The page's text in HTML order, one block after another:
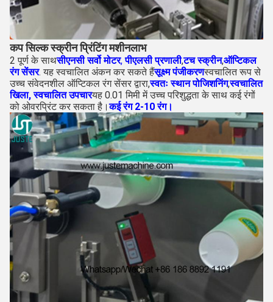
कप सिल्क स्क्रीन प्रिंटिंग मशीनलाभ
2 पूर्ण के साथसीएनसी सर्वो मोटर, पीएलसी प्रणाली,टच स्क्रीन,ऑप्टिकल
रंग सेंसर. यह स्वचालित अंकन कर सकते हैंसूक्ष्म पंजीकरणस्वचालित रूप से
उच्च संवेदनशील ऑप्टिकल रंग सेंसर द्वारा,स्वतः स्थान पोजिशनिंग,स्वचालित
खिला, स्वचालित उपचारयह 0.01 मिमी में उच्च परिशुद्धता के साथ कई रंगों
को ओवरप्रिंट कर सकता है।कई रंग 2-10 रंग।